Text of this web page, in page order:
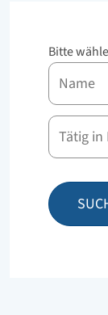
Bitte
Name
Netzwerk